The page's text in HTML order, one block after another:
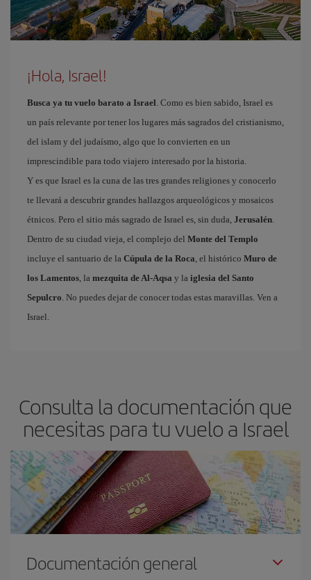
¡Hola, Israel!
Busca ya tu vuelo barato a Israel . Como es bien sabido, Israel es
un país relevante por tener los lugares más sagrados del cristianismo,
del islam y del judaísmo, algo que lo convierten en un
imprescindible para todo viajero interesado por la historia.
Y es que Israel es la cuna de las tres grandes religiones y conocerlo
te llevará a descubrir grandes hallazgos arqueológicos y mosaicos
étnicos. Pero el sitio más sagrado de Israel es, sin duda, Jerusalén
Dentro de su ciudad vieja, el complejo del Monte del Templo
incluye el santuario de la Cúpula de la Roca , el histórico Muro de
los Lamentos , la mezquita de Al-Aqsa y la iglesia del Santo
Sepulcro . No puedes dejar de conocer todas estas maravillas. Ven a
Israel.
Consulta la documentación que
necesitas para tu vuelo a Israel
Documentación general